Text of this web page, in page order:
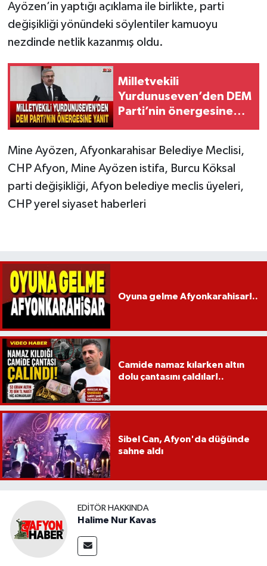
Ayözen’in yaptığı açıklama ile birlikte, parti
değişikliği yönündeki söylentiler kamuoyu
nezdinde netlik kazanmış oldu.
Milletvekili
Yurdunuseven’den DEM
Parti’nin önergesine
Mine Ayözen, Afyonkarahisar Belediye Meclisi,
CHP Afyon, Mine Ayözen istifa, Burcu Köksal
parti değişikliği, Afyon belediye meclis üyeleri,
CHP yerel siyaset haberleri
Oyuna gelme Afyonkarahisar!..
Camide namaz kılarken altın
dolu çantasını çaldılar!..
Sibel Can, Afyon'da düğünde
sahne aldı
EDITÖR HAKKINDA
Halime Nur Kavas